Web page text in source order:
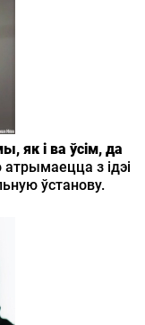
як і ва ўсім, да
з ідэі
ўстанову.